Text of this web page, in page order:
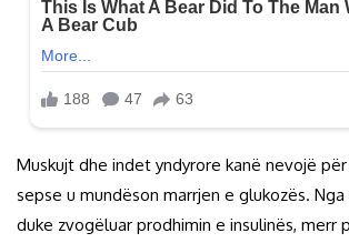
Muskujt dhe indet yndyrore kanë nevojë
sepse u mundëson marrjen e glukozës.
duke zvogëluar prodhimin e insulinës, merr